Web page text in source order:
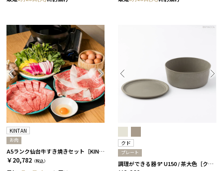
KINTAN
お肉
A5ランク仙台牛すき焼きセット［KINTAN］
￥20,782 （税込）
クド
プレート
調理ができる器 9° U150 / 茶大色［クド］